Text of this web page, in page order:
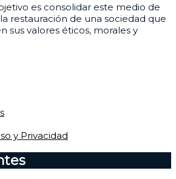
es consolidar este medio de
restauración de una sociedad que
sus valores éticos, morales y
y Privacidad